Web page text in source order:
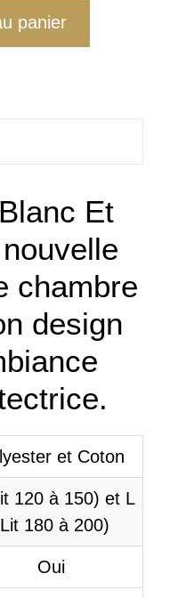
panier
Et
chambre
design
et Coton
120 à 150) et L
180 à 200)
Oui